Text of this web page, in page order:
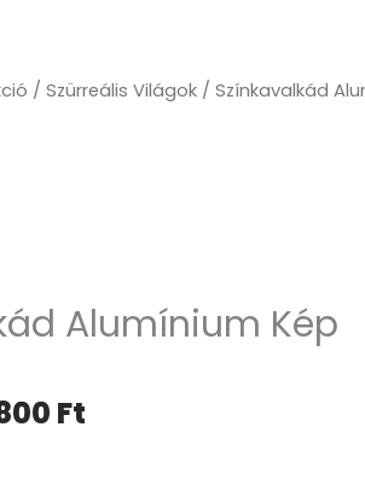
/ Szürreális Világok / Színkavalkád
Alumínium Kép
Ft